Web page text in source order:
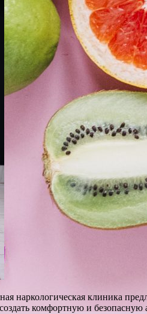
наркологическая клиника
комфортную и безопасную